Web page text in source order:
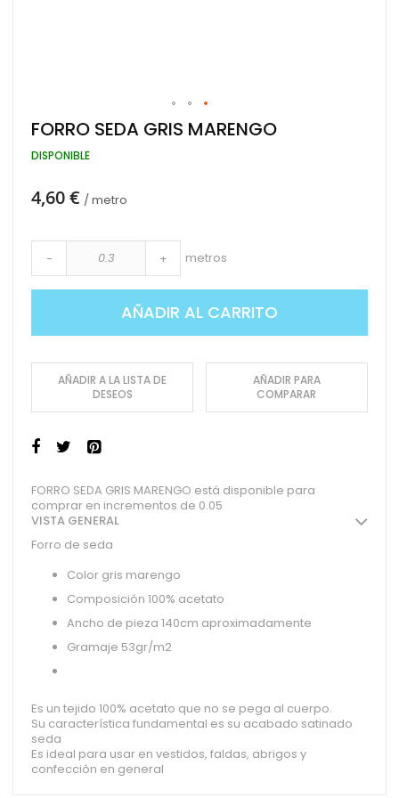
Saltar
al
comienzo
galería
FORRO SEDA GRIS MARENGO
DISPONIBLE
4,60 € / metro
- + metros
AÑADIR AL CARRITO
AÑADIR A LA LISTA DE
DESEOS
AÑADIR PARA
COMPARAR
FORRO SEDA GRIS MARENGO está disponible para
comprar en incrementos de 0.05
VISTA GENERAL
Forro de seda
Color gris marengo
Composición 100% acetato
Ancho de pieza 140cm aproximadamente
Gramaje 53gr/m2
Es un tejido 100% acetato que no se pega al cuerpo.
Su característica fundamental es su acabado satinado
seda
Es ideal para usar en vestidos, faldas, abrigos y
confección en general